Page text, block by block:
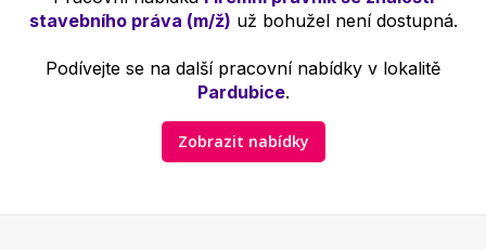
stavebního práva (m/ž) už bohužel není dostupná.
Podívejte se na další pracovní nabídky v lokalitě
Pardubice.
Zobrazit nabídky